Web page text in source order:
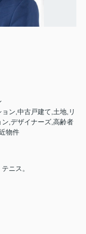
ョン,中古戸建て,土地,リ
,デザイナーズ,高齢者
物件
ニス。